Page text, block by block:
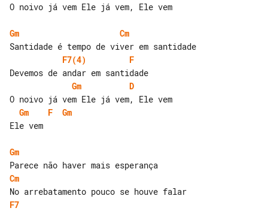
O noivo já vem Ele já vem, Ele vem
Gm
Cm
F7(4)
F
Gm
D
Gm
F
Gm
Ele vem
Gm
Cm
F7